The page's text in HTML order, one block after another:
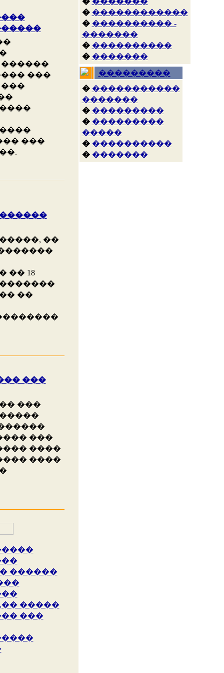
���
���
��
18
��
���
���
���
����
����
������
�����
���
� ������������
� ���������� -
�������
� ����������
� �������
���������
� �����������
�������
� ���������
� ���������
�����
� ����������
� �������